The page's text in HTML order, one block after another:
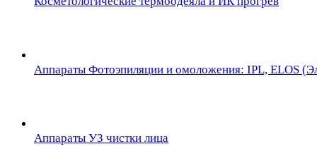
Аппараты Фотоэпиляции и омоложения: IPL, ELOS
Аппараты УЗ чистки лица